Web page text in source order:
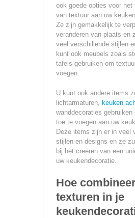
ook goede opties voor het
van textuur aan uw
Ze zijn gemakkelijk te
veranderen van plaats en
veel verschillende stijlen
kunt ook meubels zoals
tafels gebruiken om
voegen.
U kunt ook andere items
lichtarmaturen, keuken
wanddecoraties gebruiken
toe te voegen aan uw
Deze items zijn er in veel
stijlen en designs en ze
bij het creëren van een
uw keukendecoratie.
Hoe
texturen in je